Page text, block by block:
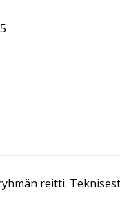
reitti.